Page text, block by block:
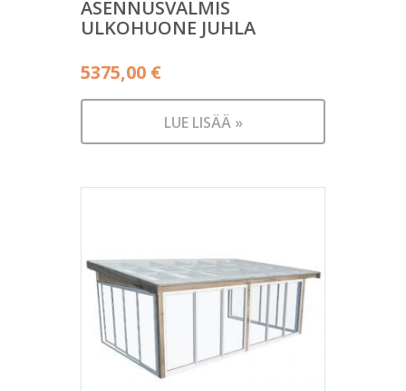
ASENNUSVALMIS
ULKOHUONE JUHLA
5375,00 €
LUE LISÄÄ »